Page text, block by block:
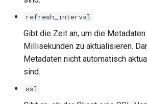
memc
naxsi
nchan
ndk
refresh_interval
Gibt die Zeit an, um die
Millisekunden zu aktualisieren.
Metadaten nicht automatisch
sind.
ssl